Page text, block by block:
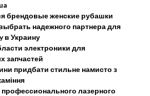
брендовые женские рубашки
надежного партнера для
в Украину
электроники для
запчастей
придбати стильне намисто з
лазерного